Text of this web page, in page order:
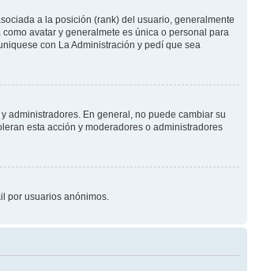
a la posición (rank) del usuario, generalmente
avatar y generalmete es única o personal para
con La Administración y pedí que sea
administradores. En general, no puede cambiar su
esta acción y moderadores o administradores
por usuarios anónimos.